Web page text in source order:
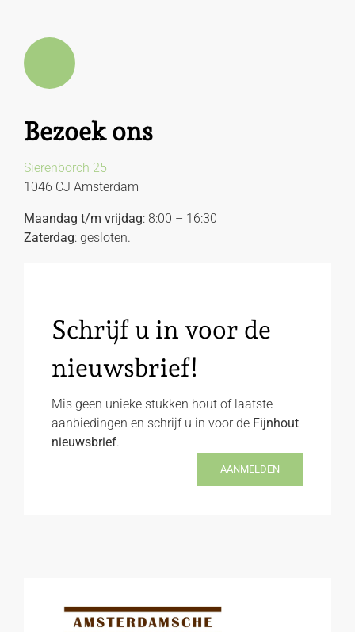
Bezoek ons
Sierenborch 25
1046 CJ Amsterdam
Maandag t/m vrijdag: 8:00 – 16:30
Zaterdag: gesloten.
Schrijf u in voor de
nieuwsbrief!
Mis geen unieke stukken hout of laatste
aanbiedingen en schrijf u in voor de Fijnhout
nieuwsbrief.
AANMELDEN